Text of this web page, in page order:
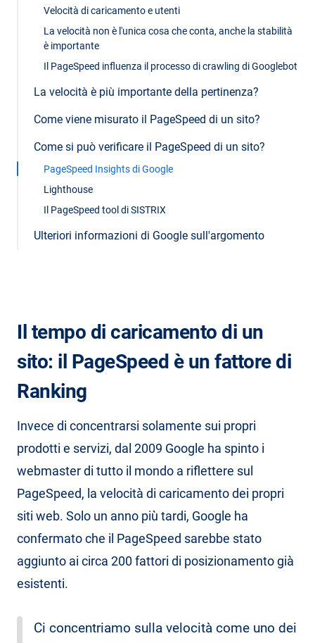
Velocità di caricamento e utenti
La velocità non è l'unica cosa che conta, anche la stabilità
è importante
Il PageSpeed influenza il processo di crawling di Googlebot
La velocità è più importante della pertinenza?
Come viene misurato il PageSpeed di un sito?
Come si può verificare il PageSpeed di un sito?
PageSpeed Insights di Google
Lighthouse
Il PageSpeed tool di SISTRIX
Ulteriori informazioni di Google sull'argomento
Il tempo di caricamento di un
sito: il PageSpeed è un fattore di
Ranking
Invece di concentrarsi solamente sui propri
prodotti e servizi, dal 2009 Google ha spinto i
webmaster di tutto il mondo a riflettere sul
PageSpeed, la velocità di caricamento dei propri
siti web. Solo un anno più tardi, Google ha
confermato che il PageSpeed sarebbe stato
aggiunto ai circa 200 fattori di posizionamento già
esistenti.
Ci concentriamo sulla velocità come uno dei